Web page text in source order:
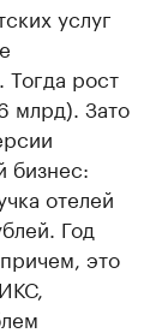
услуг
Тогда рост
млрд). Зато
бизнес:
отелей
Год
это